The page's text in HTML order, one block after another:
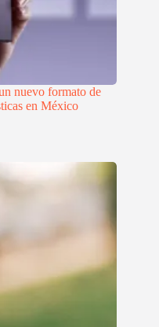
nuevo formato de
en México